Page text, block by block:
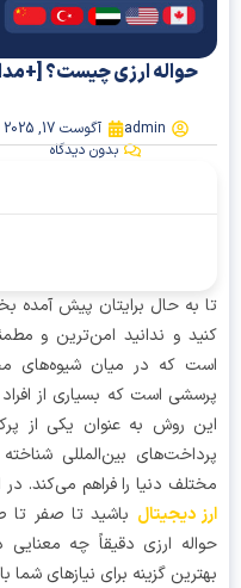
حواله ارزی چیست؟ [+مدارک و
admin
آگوست 17, 2025
بدون دیدگاه
حال برایتان پیش آمده بخواهید
و ندانید امن‌ترین و
که در میان شیوه‌های مختلف
است که بسیاری از افراد قبل
روش به عنوان یکی از
بین‌المللی شناخته
دنیا را فراهم می‌کند. در
دیجیتالباشید تا صفر تا صد
ارزی دقیقاً چه معنایی
گزینه برای نیازهای شما باشد.